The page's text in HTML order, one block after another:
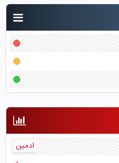
ادمین